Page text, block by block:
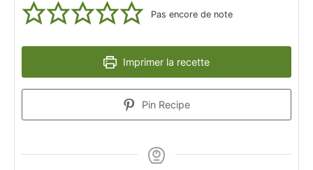
Pas encore de note
Imprimer la recette
Pin Recipe